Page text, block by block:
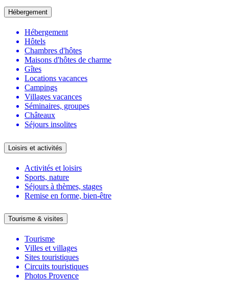
Hébergement
Hébergement
Hôtels
Chambres d'hôtes
Maisons d'hôtes de charme
Gîtes
Locations vacances
Campings
Villages vacances
Séminaires, groupes
Châteaux
Séjours insolites
Loisirs et activités
Activités et loisirs
Sports, nature
Séjours à thèmes, stages
Remise en forme, bien-être
Tourisme & visites
Tourisme
Villes et villages
Sites touristiques
Circuits touristiques
Photos Provence